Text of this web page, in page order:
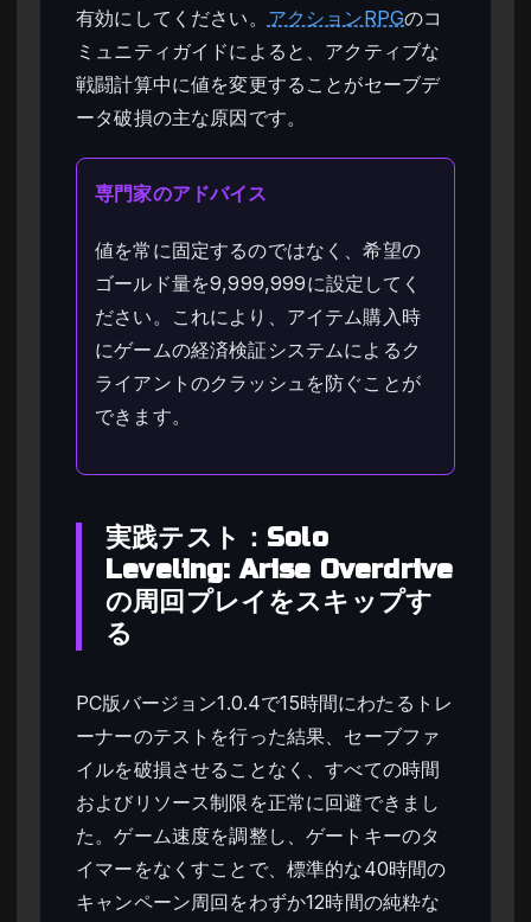
有効にしてください。 アクションRPGのコ
ミュニティガイドによると、アクティブな
戦闘計算中に値を変更することがセーブデ
ータ破損の主な原因です。
専門家のアドバイス
値を常に固定するのではなく、希望の
ゴールド量を9,999,999に設定してく
ださい。これにより、アイテム購入時
にゲームの経済検証システムによるク
ライアントのクラッシュを防ぐことが
できます。
実践テスト：Solo
Leveling: Arise Overdrive
の周回プレイをスキップす
る
PC版バージョン1.0.4で15時間にわたるトレ
ーナーのテストを行った結果、セーブファ
イルを破損させることなく、すべての時間
およびリソース制限を正常に回避できまし
た。ゲーム速度を調整し、ゲートキーのタ
イマーをなくすことで、標準的な40時間の
キャンペーン周回をわずか12時間の純粋な